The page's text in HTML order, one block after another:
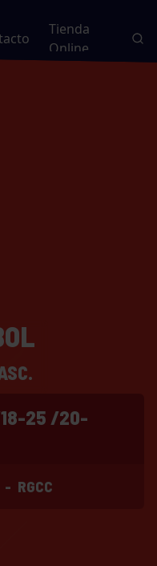
Tienda
Online
25 /20-
- RGCC